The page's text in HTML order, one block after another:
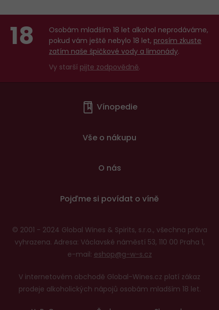
18
Osobám mladším 18 let alkohol neprodáváme,
pokud vám ještě nebylo 18 let, prosím zkuste
zatím naše špičkové vody a limonády.
Vy starší pijte zodpovědně.
Vínopedie
Vše o nákupu
O nás
Pojďme si povídat o víně
© 2001 - 2024 Global Wines & Spirits, s.r.o., všechna práva
vyhrazena. Adresa: Václavské náměstí 53, 110 00 Praha 1,
e-mail: eshop@g-w-s.cz
V internetovém obchodě Global-Wines.cz platí zákaz
prodeje alkoholických nápojů osobám mladším 18 let.